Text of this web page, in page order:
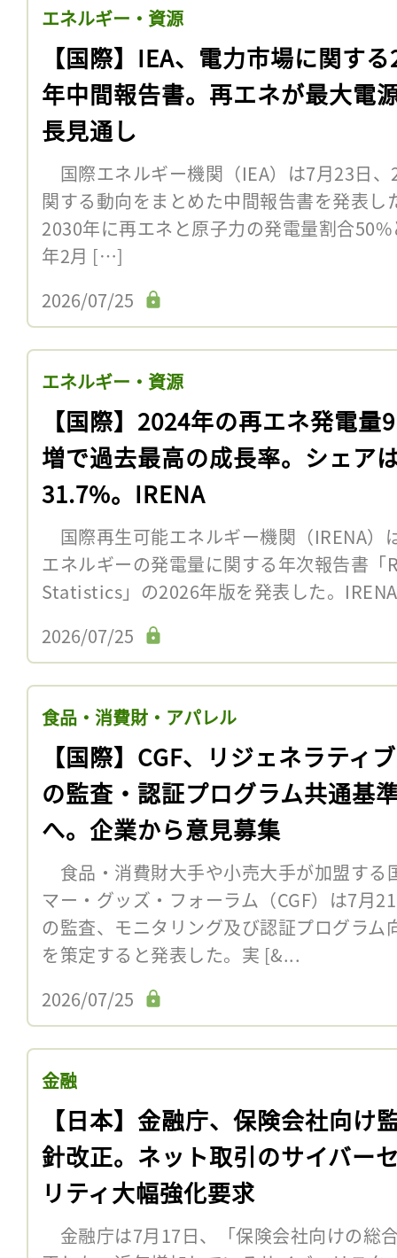
エネルギー・資源
【国際】IEA、電力市場に関す
年中間報告書。再エネが最大電
長見通し
国際エネルギー機関（IEA）は7月23日
関する動向をまとめた中間報告書を発表し
2030年に再エネと原子力の発電量割合
年2月 […]
2026/07/25
エネルギー・資源
【国際】2024年の再エネ発電量
増で過去最高の成長率。シェア
31.7%。IRENA
国際再生可能エネルギー機関（IRENA）
エネルギーの発電量に関する年次報告書
Statistics」の2026年版を発表した。
2026/07/25
食品・消費財・アパレル
【国際】CGF、リジェネラティ
の監査・認証プログラム共通基
へ。企業から意見募集
食品・消費財大手や小売大手が加盟する
マー・グッズ・フォーラム（CGF）は7月
の監査、モニタリング及び認証プログラム
を策定すると発表した。実 [&...
2026/07/25
金融
【日本】金融庁、保険会社向け
針改正。ネット取引のサイバー
リティ大幅強化要求
金融庁は7月17日、「保険会社向けの総